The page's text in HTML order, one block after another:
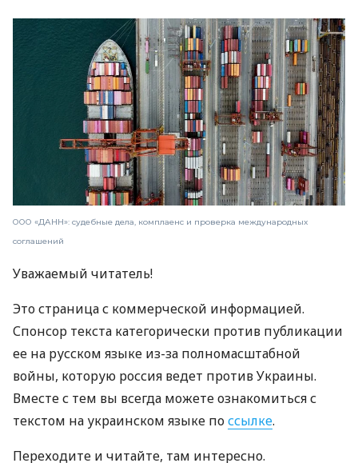
ООО «ДАНН»: судебные дела, комплаенс и проверка международных
соглашений
Уважаемый читатель!
Это страница с коммерческой информацией.
Спонсор текста категорически против публикации
ее на русском языке из-за полномасштабной
войны, которую россия ведет против Украины.
Вместе с тем вы всегда можете ознакомиться с
текстом на украинском языке поссылке.
Переходите и читайте, там интересно.